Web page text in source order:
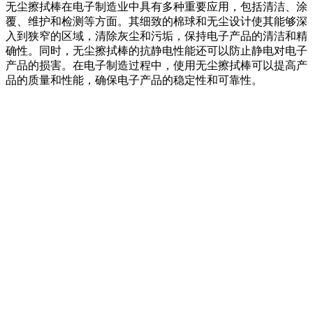
无尘擦拭棒在电子制造业中具有多种重要应用，包括清洁、涂
覆、维护和检测等方面。其细致的棉球和无尘设计使其能够深
入到狭窄的区域，清除灰尘和污垢，保持电子产品的清洁和精
确性。同时，无尘擦拭棒的抗静电性能还可以防止静电对电子
产品的损害。在电子制造过程中，使用无尘擦拭棒可以提高产
品的质量和性能，确保电子产品的稳定性和可靠性。